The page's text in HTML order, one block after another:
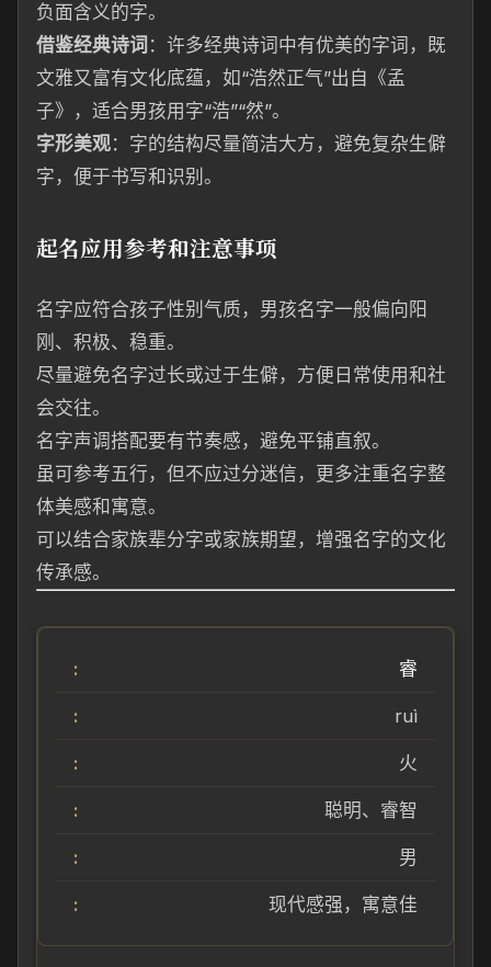
负面含义的字。
借鉴经典诗词 ：许多经典诗词中有优美的字词，既
文雅又富有文化底蕴，如“浩然正气”出自《孟
子》，适合男孩用字“浩”“然”。
字形美观：字的结构尽量简洁大方，避免复杂生僻
字，便于书写和识别。
起名应用参考和注意事项
名字应符合孩子性别气质，男孩名字一般偏向阳
刚、积极、稳重。
尽量避免名字过长或过于生僻，方便日常使用和社
会交往。
名字声调搭配要有节奏感，避免平铺直叙。
虽可参考五行，但不应过分迷信，更多注重名字整
体美感和寓意。
可以结合家族辈分字或家族期望，增强名字的文化
传承感。
睿
ruì
火
聪明、睿智
男
现代感强，寓意佳